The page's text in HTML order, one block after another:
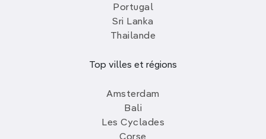
Portugal
Sri Lanka
Thailande
Top villes et régions
Amsterdam
Bali
Les Cyclades